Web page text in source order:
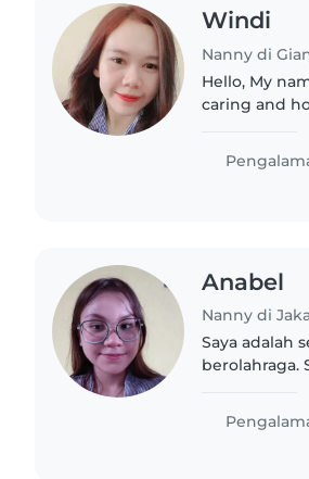
Windi
Nanny di
Hello, My
caring and
Anabel
Nanny di
Saya adalah
berolahraga.
dari bayi